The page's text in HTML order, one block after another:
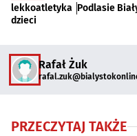
lekkoatletyka Podlasie
dzieci
Rafał Żuk
PRZECZYTAJ TAKŻE